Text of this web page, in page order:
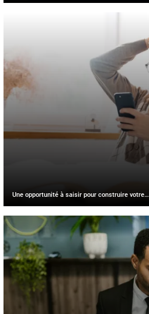
Une opportunité à saisir pour construire votre…